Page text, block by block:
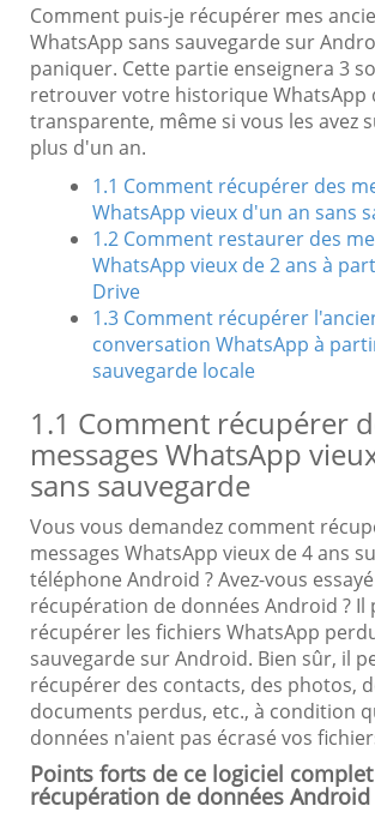
Comment puis-je récupérer mes
WhatsApp sans sauvegarde sur
paniquer. Cette partie enseignera 3
retrouver votre historique WhatsApp
transparente, même si vous les avez
plus d'un an.
1.1 Comment récupérer des
WhatsApp vieux d'un an sans
1.2 Comment restaurer des
WhatsApp vieux de 2 ans à
Drive
1.3 Comment récupérer
conversation WhatsApp à
sauvegarde locale
1.1 Comment récupérer
messages WhatsApp
sans sauvegarde
Vous vous demandez comment
messages WhatsApp vieux de 4 ans
téléphone Android ? Avez-vous
récupération de données Android ? Il
récupérer les fichiers WhatsApp
sauvegarde sur Android. Bien sûr, il
récupérer des contacts, des photos,
documents perdus, etc., à condition
données n'aient pas écrasé vos
Points forts de ce logiciel
récupération de données Android